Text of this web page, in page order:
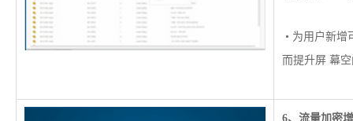
• 为用户新增
而提升屏 幕
6、流量加密